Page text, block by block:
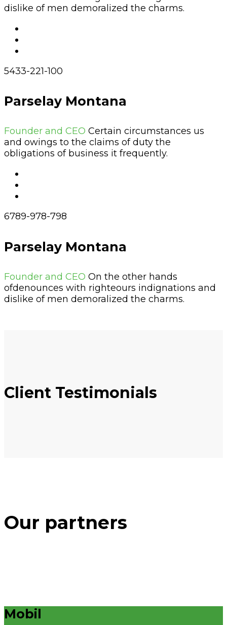
dislike of men demoralized the charms.
5433-221-100
Parselay Montana
Founder and CEO Certain circumstances us
and owings to the claims of duty the
obligations of business it frequently.
6789-978-798
Parselay Montana
Founder and CEO On the other hands
ofdenounces with righteours indignations and
dislike of men demoralized the charms.
Client Testimonials
Our partners
Mobil